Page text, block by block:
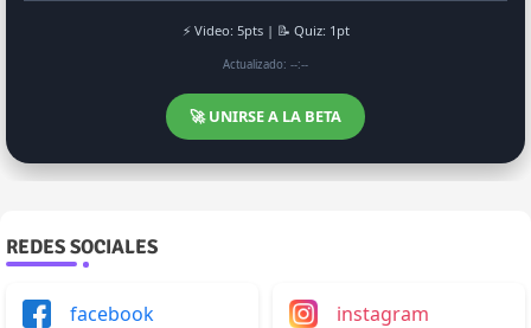
⚡ Video: 5pts | 📝 Quiz: 1pt
Actualizado: --:--
🚀 UNIRSE A LA BETA
REDES SOCIALES
facebook instagram